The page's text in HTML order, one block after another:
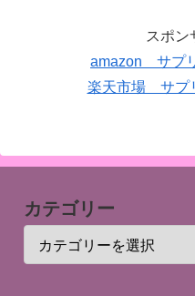
スポン
amazon サプ
楽天市場 サプ
カテゴリー